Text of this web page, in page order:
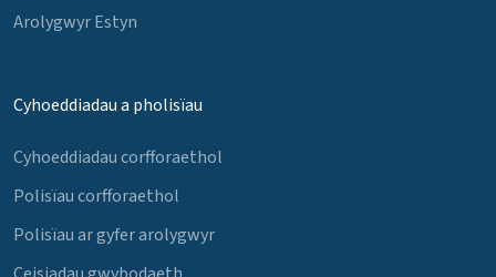
Arolygwyr Estyn
Cyhoeddiadau a pholisïau
Cyhoeddiadau corfforaethol
Polisïau corfforaethol
Polisïau ar gyfer arolygwyr